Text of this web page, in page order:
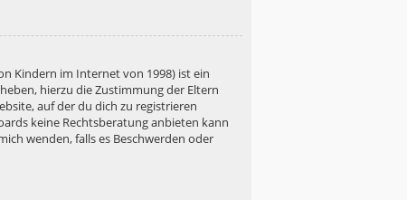
Kindern im Internet von 1998) ist ein
hierzu die Zustimmung der Eltern
auf der du dich zu registrieren
keine Rechtsberatung anbieten kann
wenden, falls es Beschwerden oder